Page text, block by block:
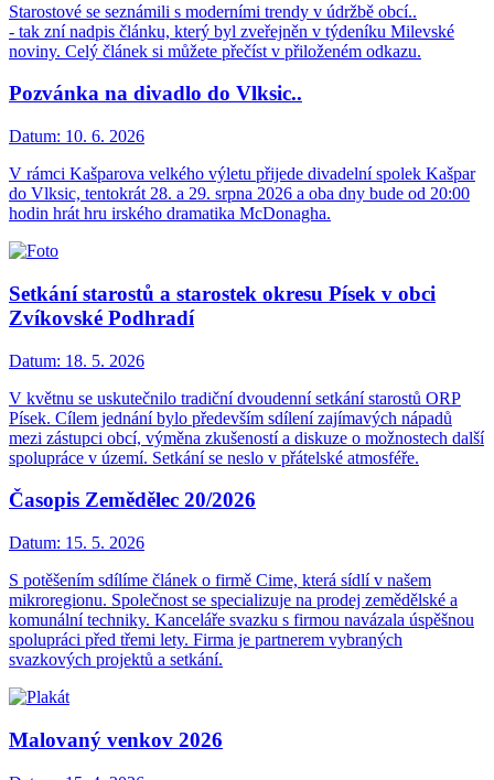
Starostové se seznámili s moderními trendy v údržbě obcí..
- tak zní nadpis článku, který byl zveřejněn v týdeníku Milevské
noviny. Celý článek si můžete přečíst v přiloženém odkazu.
Pozvánka na divadlo do Vlksic..
Datum: 10. 6. 2026
V rámci Kašparova velkého výletu přijede divadelní spolek Kašpar
do Vlksic, tentokrát 28. a 29. srpna 2026 a oba dny bude od 20:00
hodin hrát hru irského dramatika McDonagha.
Setkání starostů a starostek okresu Písek v obci
Zvíkovské Podhradí
Datum: 18. 5. 2026
V květnu se uskutečnilo tradiční dvoudenní setkání starostů ORP
Písek. Cílem jednání bylo především sdílení zajímavých nápadů
mezi zástupci obcí, výměna zkušeností a diskuze o možnostech další
spolupráce v území. Setkání se neslo v přátelské atmosféře.
Časopis Zemědělec 20/2026
Datum: 15. 5. 2026
S potěšením sdílíme článek o firmě Cime, která sídlí v našem
mikroregionu. Společnost se specializuje na prodej zemědělské a
komunální techniky. Kanceláře svazku s firmou navázala úspěšnou
spolupráci před třemi lety. Firma je partnerem vybraných
svazkových projektů a setkání.
Malovaný venkov 2026